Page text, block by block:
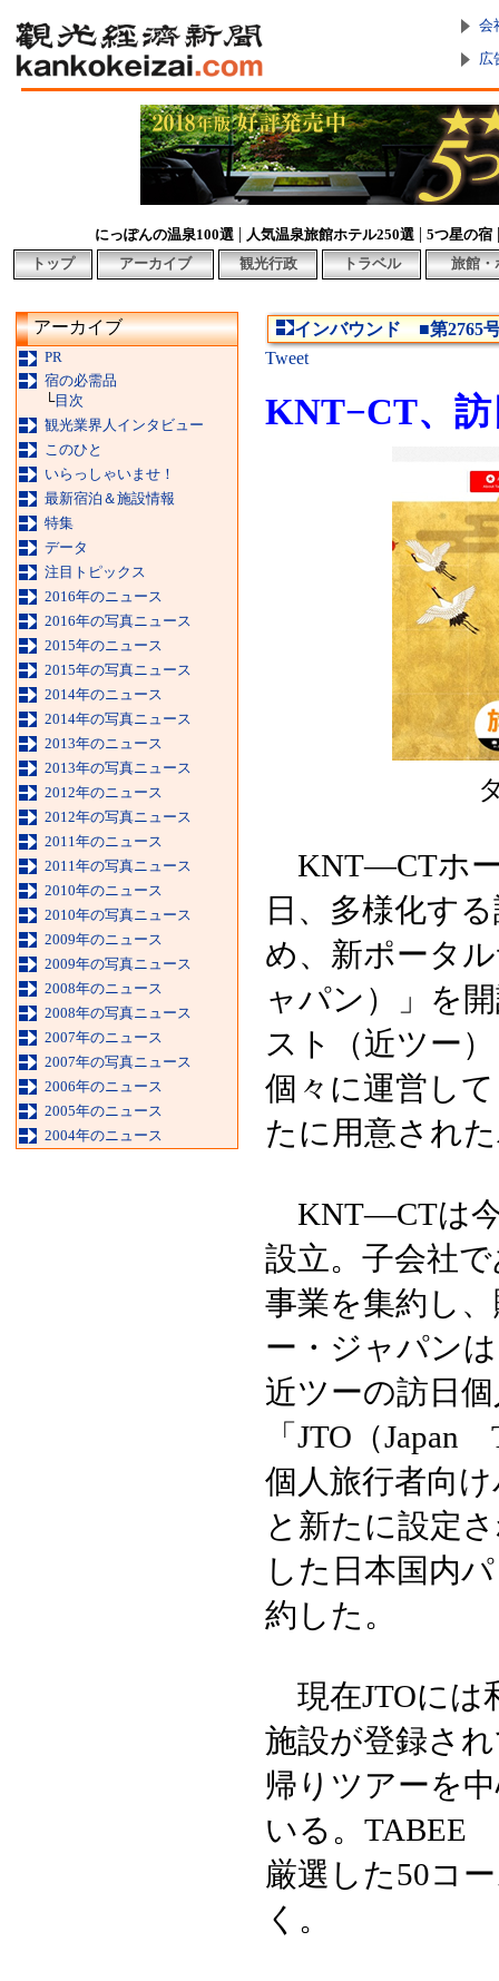
会
広
にっぽんの温泉100選 | 人気温泉旅館ホテル250選 | 5つ星の宿
トップ アーカイブ 観光行政 トラベル 旅館・
アーカイブ
PR
宿の必需品
└目次
観光業界人インタビュー
このひと
いらっしゃいませ！
最新宿泊＆施設情報
特集
データ
注目トピックス
2016年のニュース
2016年の写真ニュース
2015年のニュース
2015年の写真ニュース
2014年のニュース
2014年の写真ニュース
2013年のニュース
2013年の写真ニュース
2012年のニュース
2012年の写真ニュース
2011年のニュース
2011年の写真ニュース
2010年のニュース
2010年の写真ニュース
2009年のニュース
2009年の写真ニュース
2008年のニュース
2008年の写真ニュース
2007年のニュース
2007年の写真ニュース
2006年のニュース
2005年のニュース
2004年のニュース
インバウンド ■第2765
Tweet
KNT−CT、
KNT—CTホー
日、多様化す
め、新ポータ
ャパン）」を
スト（近ツー
個々に運営し
たに用意され
KNT—CTは今
設立。子会社
事業を集約し
ー・ジャパン
近ツーの訪日
「JTO（
個人旅行者向
と新たに設定
した日本国内
約した。
現在JTOには
施設が登録さ
帰りツアーを
いる。TABEE
厳選した50コ
く。